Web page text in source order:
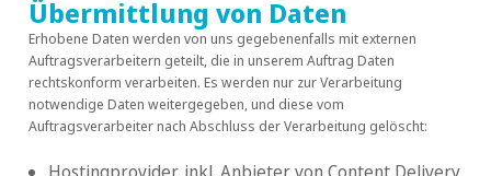
Übermittlung von Daten
Erhobene Daten werden von uns gegebenenfalls mit externen
Auftragsverarbeitern geteilt, die in unserem Auftrag Daten
rechtskonform verarbeiten. Es werden nur zur Verarbeitung
notwendige Daten weitergegeben, und diese vom
Auftragsverarbeiter nach Abschluss der Verarbeitung gelöscht: